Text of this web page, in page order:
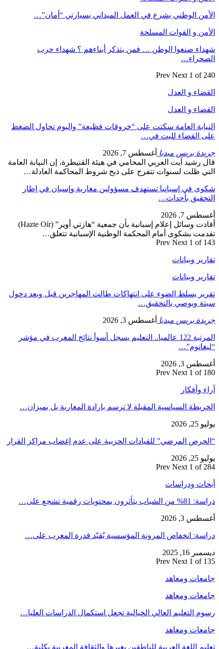
الأمن الوطني يشرع في العمل الميداني بسيارتي “أمان”…
الأمن و القوات المسلحة
شهداء صنعوا الوطن … فمن يتذكر أبناءهم ؟ شهداء حرب
الصحراء…
Prev Next 1 of 240
القضاء و العدل
القضاء و العدل
النيابة العامة سكتت على “خروقات فظيعة” واليوم تحاول الضغط
على القضاء للبت في…
جريدة بريس ميديا أغسطس 7, 2026
قال رشيد آيت العربي المحامي في هيئة القنيطرة، إن النيابة العامة
التي ظلت لسنوات تتفرج على ذبح شروط المحاكمة العادلة…
شكوى في إسبانيا تستهدف مسؤولين مغاربة وإسبان في إطار
التحقيق بأحداث…
أغسطس 7, 2026
أفادت وسائل إعلام إسبانية بأن جمعية “هازتي أوير” (Hazte Oír)
تقدمت بشكوى أمام المحكمة الوطنية الإسبانية تتعلق…
Prev Next 1 of 143
تقارير وبيانات
تقارير وبيانات
تقرير يسلط الضوء على انتهاكات طالت المهاجرين قبل وبعد دخول
سبتة ويوصي بالتحقيق…
جريدة بريس ميديا أغسطس 3, 2026
المرتبة 122 عالميا.. التعليم يسجل أسوأ نتائج المغرب في مؤشر
“ليغاتوم”…
أغسطس 3, 2026
Prev Next 1 of 180
آراء وأفكار
الخريطة السياسية المقبلة لا ترسم بإرادة المغاربة بل بميزان…
يوليو 25, 2026
“الحرص المرضي” للقيادات الحزبية على عدم إغضاب مراكز القرار
يوليو 25, 2026
Prev Next 1 of 284
أبحاث ودراسات
دراسة: 81% من الشباب يتأثرون بمحتويات رقمية تشجع على…
أغسطس 3, 2026
دراسة: انخفاض المرونة المؤسسية يُقيّد قدرة المغرب على…
ديسمبر 16, 2025
Prev Next 1 of 135
جامعات ومعاهد
جامعات ومعاهد
رسوم التعليم العالي الخيالية تجعل استكمال الدراسات العليا…
جامعات ومعاهد
تعليم اللغة العربية للناطقين بغيرها والثقافة المغربية بكلية…